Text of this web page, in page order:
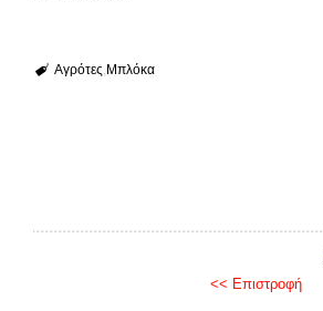
Αγρότες Μπλόκα
<< Επιστροφή